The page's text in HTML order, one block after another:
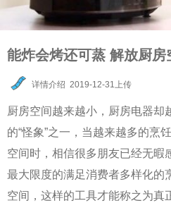
能炸会烤还可蒸 解放厨房
详情介绍 2019-12-31上传
厨房空间越来越小，厨房电器却
的“怪象”之一，当越来越多的烹
空间时，相信很多朋友已经无暇
最大限度的满足消费者多样化的
空间，这样的工具才能称之为真